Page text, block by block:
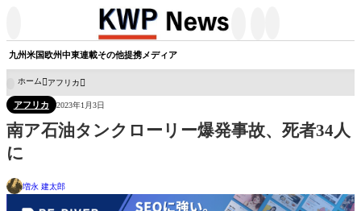
九州米国欧州中東連載その他提携メディア
ホーム アフリカ
アフリカ 2023年1月3日
南ア石油タンクローリー爆発事故、死者34人
に
増永 建太郎